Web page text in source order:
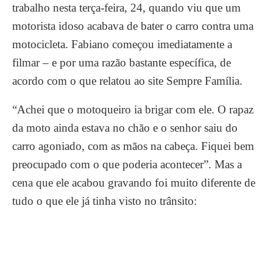
trabalho nesta terça-feira, 24, quando viu que um
motorista idoso acabava de bater o carro contra uma
motocicleta. Fabiano começou imediatamente a
filmar – e por uma razão bastante específica, de
acordo com o que relatou ao site Sempre Família.
“Achei que o motoqueiro ia brigar com ele. O rapaz
da moto ainda estava no chão e o senhor saiu do
carro agoniado, com as mãos na cabeça. Fiquei bem
preocupado com o que poderia acontecer”. Mas a
cena que ele acabou gravando foi muito diferente de
tudo o que ele já tinha visto no trânsito: